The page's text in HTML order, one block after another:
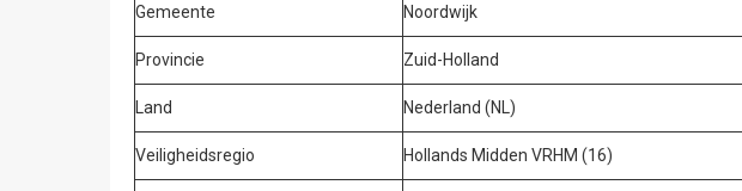
Gemeente Noordwijk
Provincie Zuid-Holland
Land Nederland (NL)
Veiligheidsregio Hollands Midden VRHM (16)